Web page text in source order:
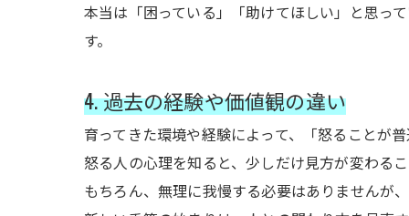
本当は「困っている」「助けてほしい」と思っ
す。
4. 過去の経験や価値観の違い
育ってきた環境や経験によって、「怒ることが
怒る人の心理を知ると、少しだけ見方が変わる
もちろん、無理に我慢する必要はありませんが